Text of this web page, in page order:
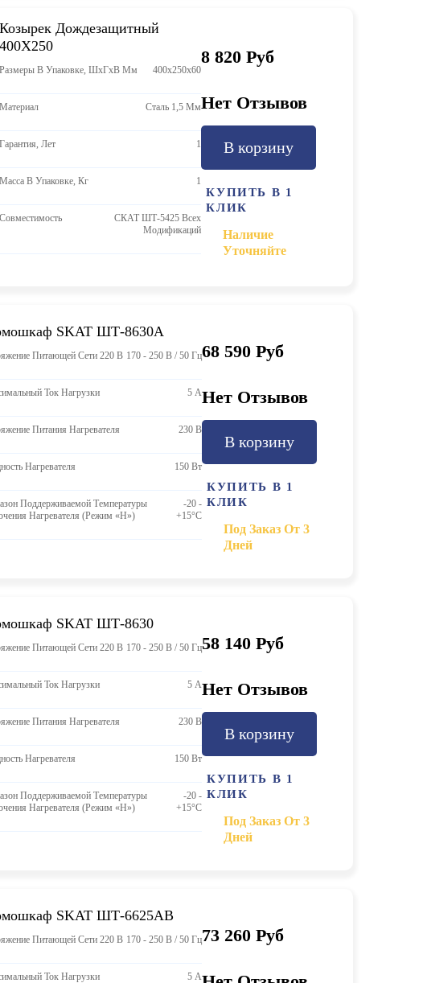
Козырек Дождезащитный
400Х250
Размеры В Упаковке, ШхГхВ Мм 400х250х60
Материал Сталь 1,5 Мм
Гарантия, Лет 1
Масса В Упаковке, Кг 1
Совместимость
СКАТ ШТ-5425 Всех
Модификаций
8 820 Руб
Нет Отзывов
В корзину
КУПИТЬ В 1
КЛИК
Наличие
Уточняйте
SKAT ШТ-8630А
Питающей Сети 220 В 170 - 250 В / 50 Гц
Ток Нагрузки 5 А
Питания Нагревателя 230 В
Нагревателя 150 Вт
Поддерживаемой Температуры
Нагревателя (режим «H»)
-20 -
+15°C
68 590 Руб
Нет Отзывов
В корзину
КУПИТЬ В 1
КЛИК
Под Заказ От 3
Дней
SKAT ШТ-8630
Питающей Сети 220 В 170 - 250 В / 50 Гц
Ток Нагрузки 5 А
Питания Нагревателя 230 В
Нагревателя 150 Вт
Поддерживаемой Температуры
Нагревателя (режим «H»)
-20 -
+15°C
58 140 Руб
Нет Отзывов
В корзину
КУПИТЬ В 1
КЛИК
Под Заказ От 3
Дней
SKAT ШТ-6625АВ
Питающей Сети 220 В 170 - 250 В / 50 Гц
Ток Нагрузки 5 А
73 260 Руб